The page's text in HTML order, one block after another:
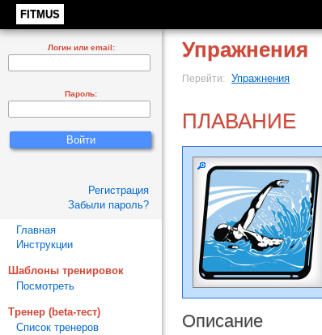
FITMUS
Упражнения
Перейти: Упражнения
ПЛАВАНИЕ
Описание
Логин или email:
Пароль:
Регистрация
Забыли пароль?
Главная
Инструкции
Шаблоны тренировок
Посмотреть
Тренер (beta-тест)
Список тренеров